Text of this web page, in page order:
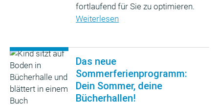
fortlaufend für Sie zu optimieren.
Weiterlesen
Das neue
Sommerferienprogramm:
Dein Sommer, deine
Bücherhallen!